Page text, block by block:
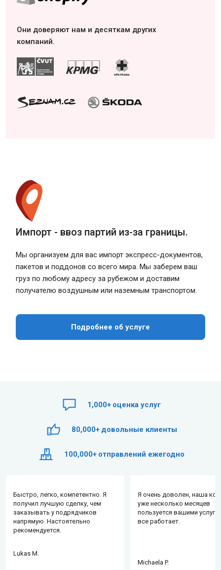
Они доверяют нам и десяткам других
компаний.
Импорт - ввоз партий из-за границы.
Мы организуем для вас импорт экспресс-документов,
пакетов и поддонов со всего мира. Мы заберем ваш
груз по любому адресу за рубежом и доставим
получателю воздушным или наземным транспортом.
Подробнее об услуге
1,000+ оценка услуг
80,000+ довольные клиенты
100,000+ отправлений ежегодно
Быстро, легко, компетентно. Я
получил лучшую сделку, чем
заказывать у подрядчиков
напрямую. Настоятельно
рекомендуется.
Lukas M.
Я очень доволен, наша
уже несколько месяцев
пользуется вашими
все работает.
Michaela P.